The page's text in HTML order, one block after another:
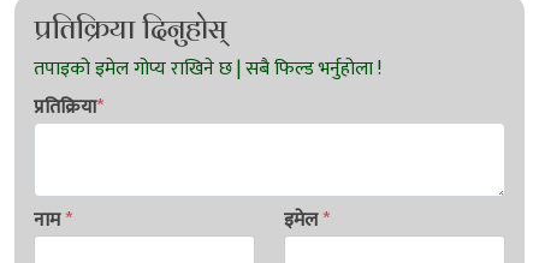
प्रतिक्रिया दिनुहोस्
प्रतिक्रिया*
नाम* इमेल*